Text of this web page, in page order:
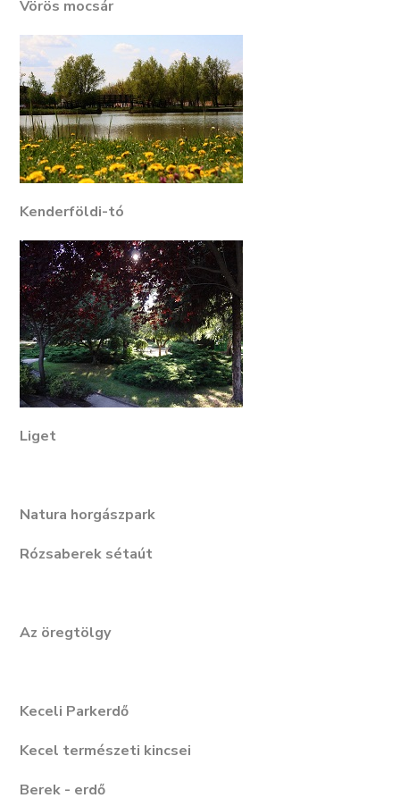
Vörös mocsár
Kenderföldi-tó
Liget
Natura horgászpark
Rózsaberek sétaút
Az öregtölgy
Keceli Parkerdő
Kecel természeti kincsei
Berek - erdő